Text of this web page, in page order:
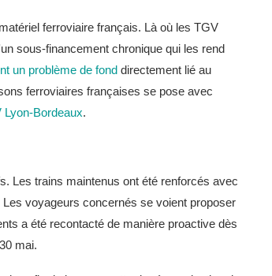
ferroviaire français. Là où les TGV
sous-financement chronique qui les rend
un problème de fond directement lié au
ferroviaires françaises se pose avec
Lyon-Bordeaux.
Les trains maintenus ont été renforcés avec
voyageurs concernés se voient proposer
a été recontacté de manière proactive dès
mai.